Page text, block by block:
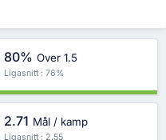
80% Over 1.5
Ligasnitt : 76%
2.71 Mål / kamp
Ligasnitt : 2.55